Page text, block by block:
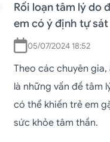
Rối loạn tâm lý do
em có ý định tự sát
05/07/2024 18:52
Theo các chuyên
là những vấn đề tâm
có thể khiến trẻ em
sức khỏe tâm thần.